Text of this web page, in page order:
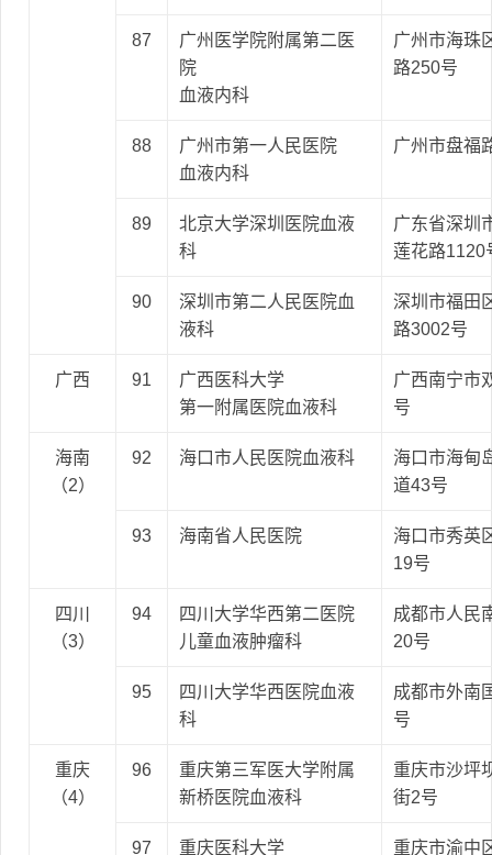
87
广州医学院附属第二医
院
血液内科
广州市海珠
路250号
88
广州市第一人民医院
血液内科
广州市盘福
89
北京大学深圳医院血液
科
广东省深圳
莲花路1120
90
深圳市第二人民医院血
液科
深圳市福田
路3002号
广西 91
广西医科大学
第一附属医院血液科
广西南宁市
号
海南
（2）
92 海口市人民医院血液科
海口市海甸
道43号
93 海南省人民医院
海口市秀英
19号
四川
（3）
94
四川大学华西第二医院
儿童血液肿瘤科
成都市人民
20号
95
四川大学华西医院血液
科
成都市外南
号
重庆
（4）
96
重庆第三军医大学附属
新桥医院血液科
重庆市沙坪
街2号
97
重庆医科大学
重庆市渝中